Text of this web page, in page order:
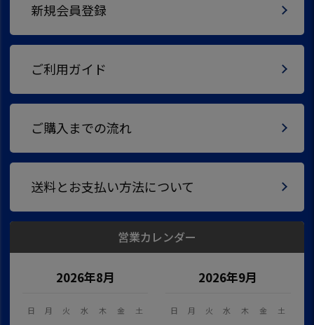
新規会員登録
ご利用ガイド
ご購入までの流れ
送料とお支払い方法について
営業カレンダー
2026年8月
日 月 火 水 木 金 土
2026年9月
日 月 火 水 木 金 土